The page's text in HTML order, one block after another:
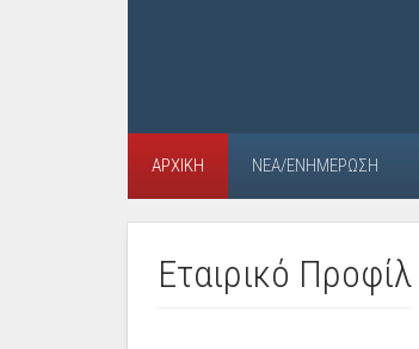
ΑΡΧΙΚΉ ΝΈΑ/ΕΝΗΜΈΡΩΣΗ
Εταιρικό Προφίλ